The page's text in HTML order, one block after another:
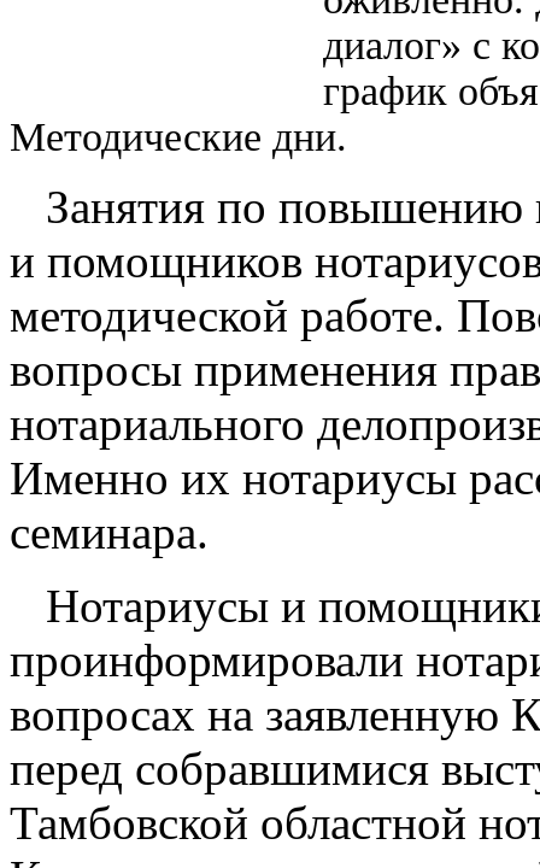
диалог» с
график
Методические дни.
Занятия по повышению
и помощников
методической работе.
вопросы применения
нотариального
Именно их нотариусы
семинара.
Нотариусы и
проинформировали
вопросах на заявленную
перед собравшимися
Тамбовской областной